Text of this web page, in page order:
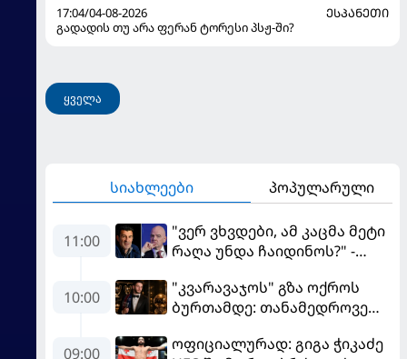
17:04/04-08-2026
ᲔᲡᲞᲐᲜᲔᲗᲘ
გადადის თუ არა ფერან ტორესი პსჟ-ში?
ყველა
სიახლეები პოპულარული
11:00
"ვერ ვხვდები, ამ კაცმა მეტი
რაღა უნდა ჩაიდინოს?" -
გადადგომას მოითხოვს
10:00
"კვარავაჯოს" გზა ოქროს
ბურთამდე: თანამედროვე
09:00
ოფიციალურად: გიგა ჭიკაძე